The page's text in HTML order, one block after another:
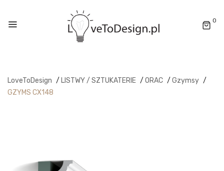
0
LoveToDesign / LISTWY / SZTUKATERIE / ORAC / Gzymsy /
GZYMS CX148